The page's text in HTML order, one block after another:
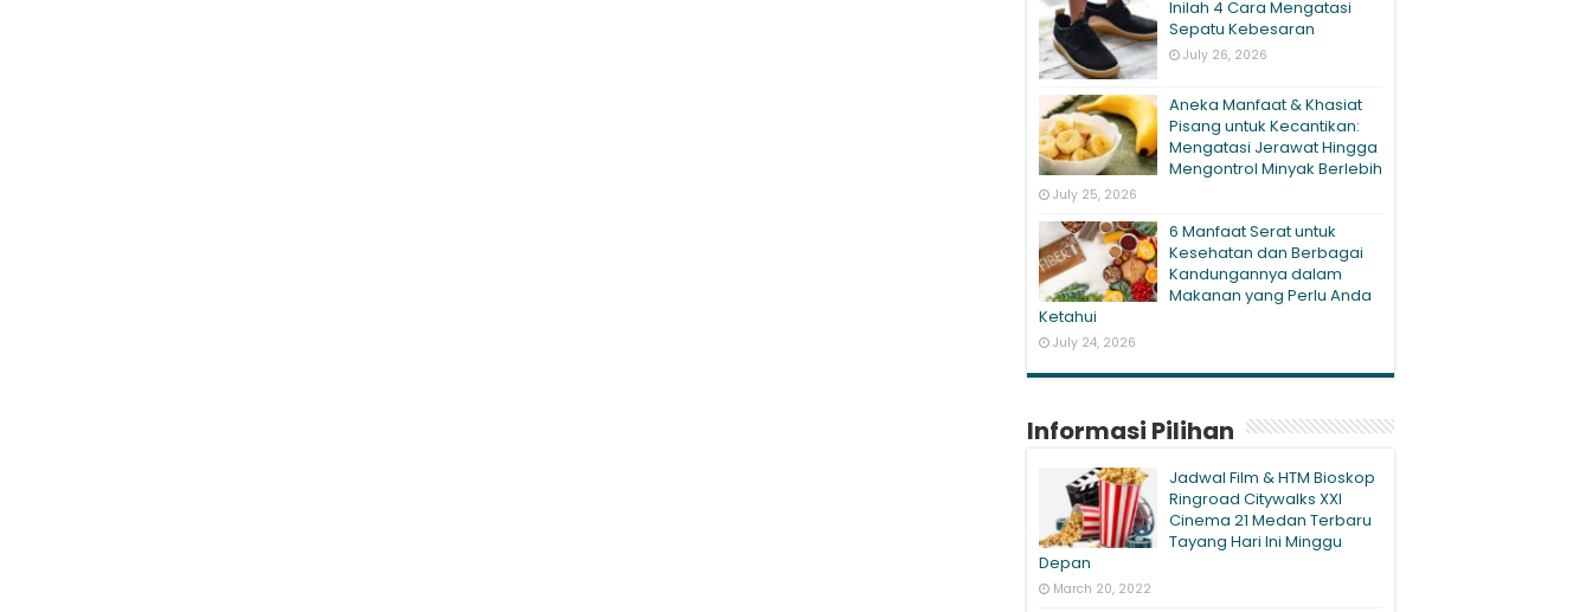
Inilah 4 Cara Mengatasi
Sepatu Kebesaran
July 26, 2026
Aneka Manfaat & Khasiat
Pisang untuk Kecantikan:
Mengatasi Jerawat Hingga
Mengontrol Minyak Berlebih
July 25, 2026
6 Manfaat Serat untuk
Kesehatan dan Berbagai
Kandungannya dalam
Makanan yang Perlu Anda
Ketahui
July 24, 2026
Informasi Pilihan
Jadwal Film & HTM Bioskop
Ringroad Citywalks XXI
Cinema 21 Medan Terbaru
Tayang Hari Ini Minggu
Depan
March 20, 2022